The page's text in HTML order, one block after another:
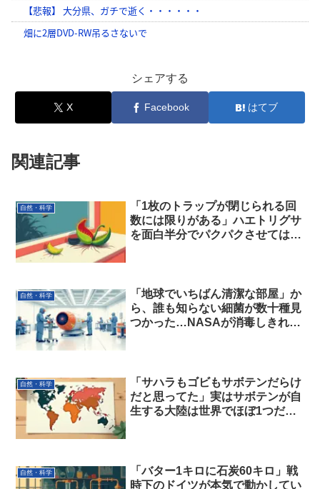
シェアする
X Facebook はてブ
関連記事
自然・科学
「1枚のトラップが閉じられる回
数には限りがある」ハエトリグサ
を面白半分でパクパクさせてはい
自然・科学
「地球でいちばん清潔な部屋」か
ら、誰も知らない細菌が数十種見
つかった…NASAが消毒しきれな
自然・科学
「サハラもゴビもサボテンだらけ
だと思ってた」実はサボテンが自
生する大陸は世界でほぼ1つだ
自然・科学
「バター1キロに石炭60キロ」戦
時下のドイツが本気で動かしてい